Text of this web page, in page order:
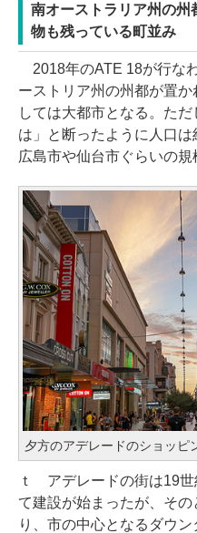
南オーストラリア州の州
物も残っている町並み
2018年のATE 18が行な
ーストリア州の州都が置
しては大都市となる。た
は」と断ったように人口
広島市や仙台市ぐらいの規
夕方のアデレードのショッピ
ｔ アデレードの街は19世
て建設が始まったが、そ
り、市の中心となるダウ